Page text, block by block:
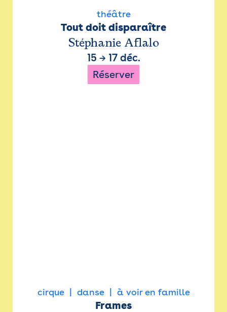
théâtre
Tout doit disparaître
Stéphanie Aflalo
15 → 17 déc.
Réserver
cirque danse à voir en famille
Frames